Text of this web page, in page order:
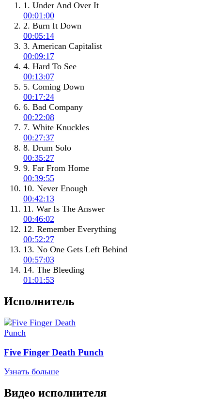
1. Under And Over It
00:01:00
2. Burn It Down
00:05:14
3. American Capitalist
00:09:17
4. Hard To See
00:13:07
5. Coming Down
00:17:24
6. Bad Company
00:22:08
7. White Knuckles
00:27:37
8. Drum Solo
00:35:27
9. Far From Home
00:39:55
10. Never Enough
00:42:13
11. War Is The Answer
00:46:02
12. Remember Everything
00:52:27
13. No One Gets Left Behind
00:57:03
14. The Bleeding
01:01:53
Исполнитель
Five Finger Death Punch
Узнать больше
Видео исполнителя